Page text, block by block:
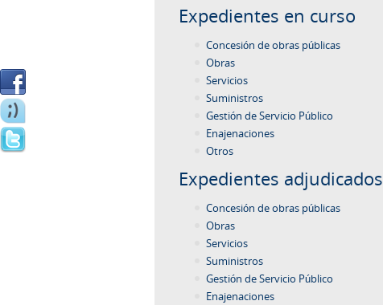
Expedientes en curso
Concesión de obras públicas
Obras
Servicios
Suministros
Gestión de Servicio Público
Enajenaciones
Otros
Expedientes adjudicados
Concesión de obras públicas
Obras
Servicios
Suministros
Gestión de Servicio Público
Enajenaciones